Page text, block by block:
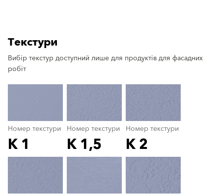
Текстури
Вибір текстур доступний лише для продуктів для фасадних
робіт
Номер текстури
K 1
Номер текстури
K 1,5
Номер текстури
K 2
clear
Номер текстури
color_name